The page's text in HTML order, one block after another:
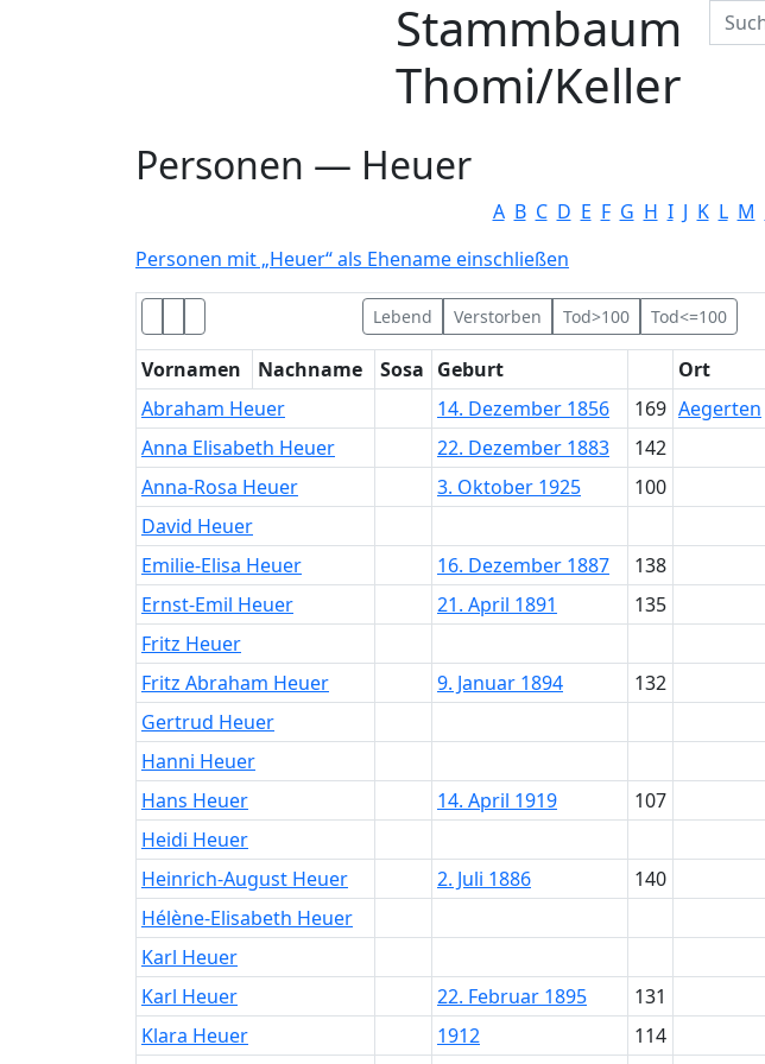
Stammbaum
Thomi/Keller
Suche
Personen — Heuer
A B C D E F G H I J K L M
Personen mit „Heuer“ als Ehename einschließen
Lebend Verstorben Tod>100 Tod<=100
Vornamen Nachname Sosa Geburt Ort
Abraham Heuer 14. Dezember 1856 169 Aegerten
Anna Elisabeth Heuer 22. Dezember 1883 142
Anna-Rosa Heuer 3. Oktober 1925 100
David Heuer
Emilie-Elisa Heuer 16. Dezember 1887 138
Ernst-Emil Heuer 21. April 1891 135
Fritz Heuer
Fritz Abraham Heuer 9. Januar 1894 132
Gertrud Heuer
Hanni Heuer
Hans Heuer 14. April 1919 107
Heidi Heuer
Heinrich-August Heuer 2. Juli 1886 140
Hélène-Elisabeth Heuer
Karl Heuer
Karl Heuer 22. Februar 1895 131
Klara Heuer 1912 114